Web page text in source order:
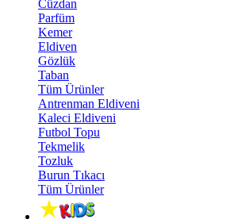
Cüzdan
Parfüm
Kemer
Eldiven
Gözlük
Taban
Tüm Ürünler
Antrenman Eldiveni
Kaleci Eldiveni
Futbol Topu
Tekmelik
Tozluk
Burun Tıkacı
Tüm Ürünler